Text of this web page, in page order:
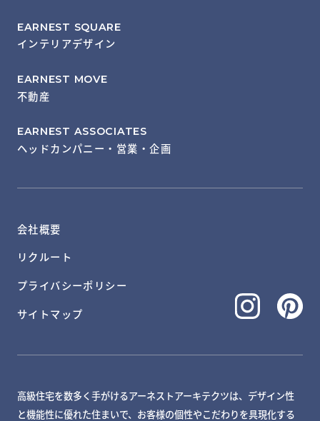
EARNEST SQUARE
インテリアデザイン
EARNEST MOVE
不動産
EARNEST ASSOCIATES
ヘッドカンパニー・営業・企画
会社概要
リクルート
プライバシーポリシー
サイトマップ
高級住宅を数多く手がけるアーネストアーキテクツは、デザイン性
と機能性に優れた住まいで、お客様の個性やこだわりを具現化する